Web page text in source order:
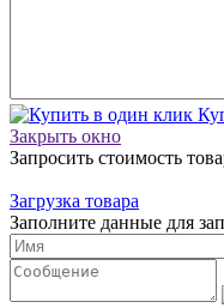
Закрыть окно
Запросить стоимость
Загрузка товара
Заполните данные для